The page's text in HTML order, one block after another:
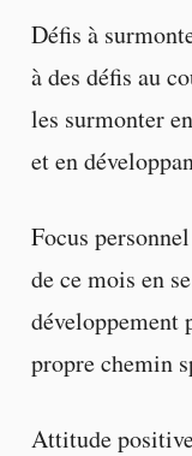
Défis à
à des défis au
les surmonter
et en
Focus
de ce mois en
développement
propre chemin
Attitude